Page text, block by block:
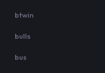
btwin
bulls
bus